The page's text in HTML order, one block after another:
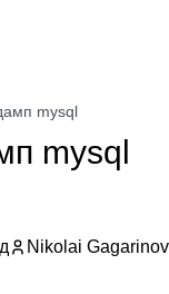
mysql
mysql
Nikolai Gagarinov